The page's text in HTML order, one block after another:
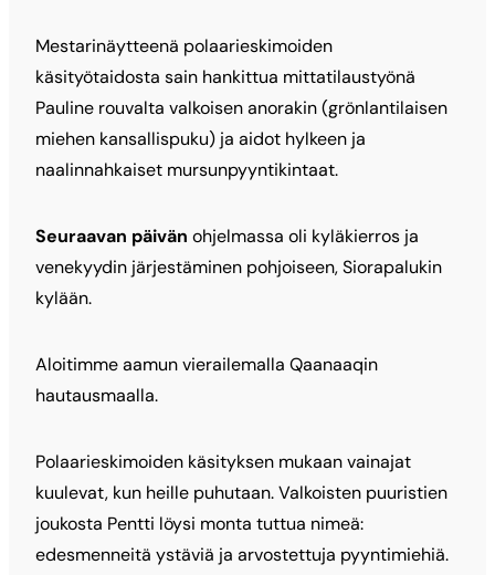
Mestarinäytteenä polaarieskimoiden
käsityötaidosta sain hankittua mittatilaustyönä
Pauline rouvalta valkoisen anorakin (grönlantilaisen
miehen kansallispuku) ja aidot hylkeen ja
naalinnahkaiset mursunpyyntikintaat.
Seuraavan päivän ohjelmassa oli kyläkierros ja
venekyydin järjestäminen pohjoiseen, Siorapalukin
kylään.
Aloitimme aamun vierailemalla Qaanaaqin
hautausmaalla.
Polaarieskimoiden käsityksen mukaan vainajat
kuulevat, kun heille puhutaan. Valkoisten puuristien
joukosta Pentti löysi monta tuttua nimeä:
edesmenneitä ystäviä ja arvostettuja pyyntimiehiä.